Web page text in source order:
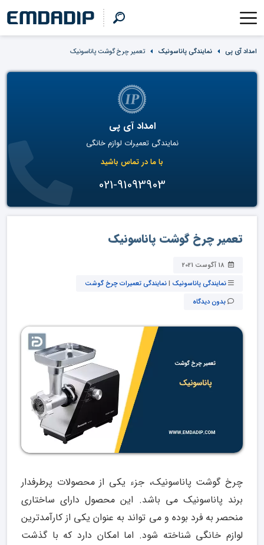
امداد آی پی نمایندگی پاناسونیک تعمیر چرخ گوشت پاناسونیک
امداد آی پی
نمایندگی تعمیرات لوازم خانگی
با ما در تماس باشید
021-91093903
تعمیر چرخ گوشت پاناسونیک
نمایندگی پاناسونیک |نمایندگی تعمیرات چرخ گوشت
بدون دیدگاه
چرخ گوشت پاناسونیک، جزء یکی از محصولات پرطرفدار
برند پاناسونیک می باشد. این محصول دارای ساختاری
منحصر به فرد بوده و می تواند به عنوان یکی از کارآمدترین
لوازم خانگی شناخته شود. اما امکان دارد که با گذشت